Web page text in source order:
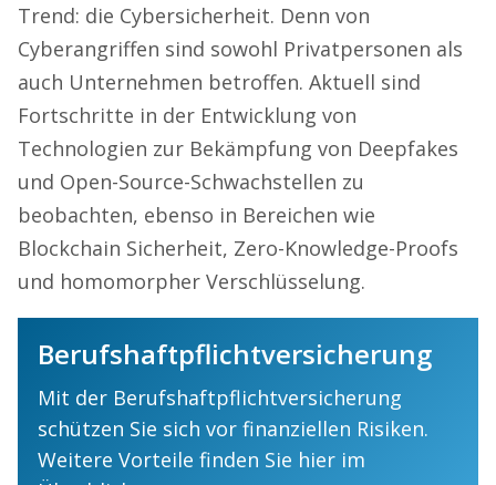
Trend: die Cybersicherheit. Denn von
Cyberangriffen sind sowohl Privatpersonen als
auch Unternehmen betroffen. Aktuell sind
Fortschritte in der Entwicklung von
Technologien zur Bekämpfung von Deepfakes
und Open-Source-Schwachstellen zu
beobachten, ebenso in Bereichen wie
Blockchain Sicherheit, Zero-Knowledge-Proofs
und homomorpher Verschlüsselung.
Berufshaftpflichtversicherung
Mit der Berufshaftpflichtversicherung
schützen Sie sich vor finanziellen Risiken.
Weitere Vorteile finden Sie hier im